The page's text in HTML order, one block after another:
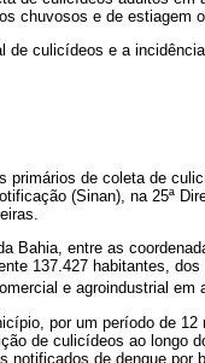
chuvosos e de estiagem
de culicídeos e a
primários de coleta de
(Sinan), na 25ª
entre as
137.427 habitantes,
e agroindustrial em
por um período de 12
de culicídeos ao longo
de dengue por